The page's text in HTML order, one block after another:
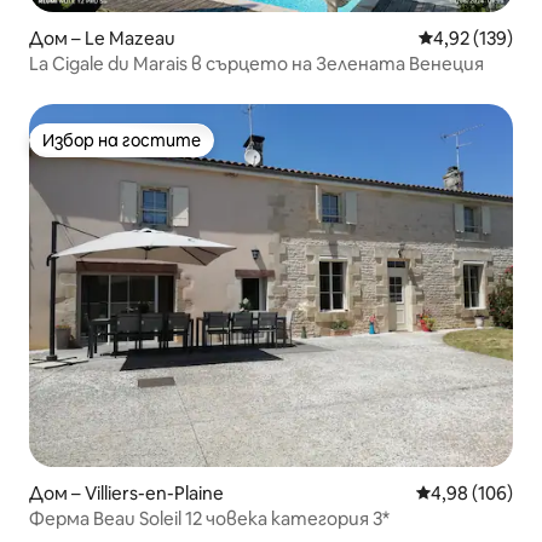
Дом – Le Mazeau Средна
4,92 (139)
La Cigale du Marais в сърцето на Зелената Венеция
Избор на гостите
Избор на гостите
Дом – Villiers-en-Plaine Средна
4,98 (106)
Ферма Beau Soleil 12 човека категория 3*